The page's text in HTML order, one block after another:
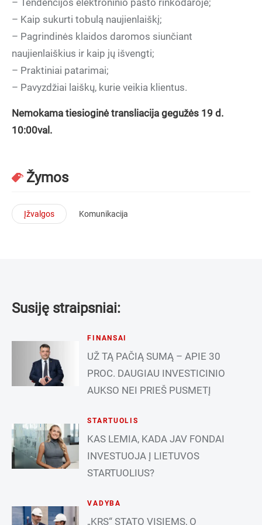
– Tendencijos elektroninio pašto rinkodaroje;
– Kaip sukurti tobulą naujienlaiškį;
– Pagrindinės klaidos daromos siunčiant
naujienlaiškius ir kaip jų išvengti;
– Praktiniai patarimai;
– Pavyzdžiai laiškų, kurie veikia klientus.
Nemokama tiesioginė transliacija gegužės 19 d.
10:00val.
Žymos
Įžvalgos Komunikacija
Susiję straipsniai:
FINANSAI
UŽ TĄ PAČIĄ SUMĄ – APIE 30
PROC. DAUGIAU INVESTICINIO
AUKSO NEI PRIEŠ PUSMETĮ
STARTUOLIS
KAS LEMIA, KADA JAV FONDAI
INVESTUOJA Į LIETUVOS
STARTUOLIUS?
VADYBA
„KRS“ STATO VISIEMS, O